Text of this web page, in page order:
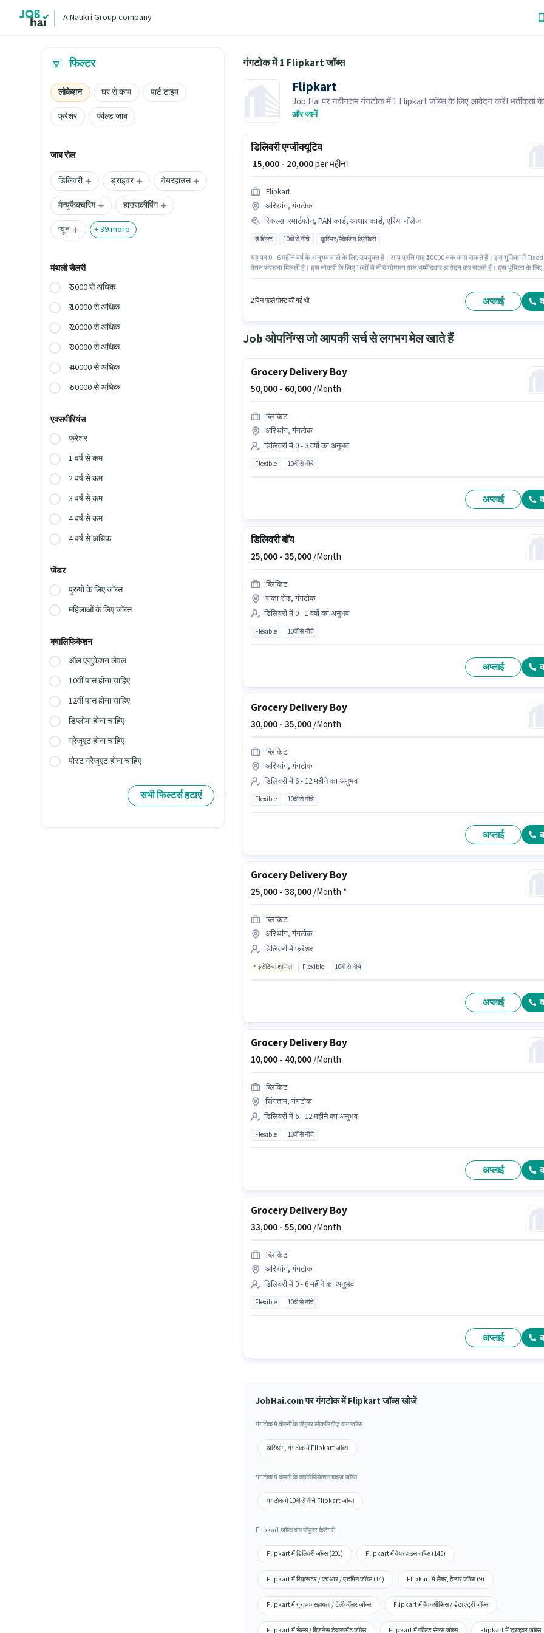
A Naukri Group company
फिल्टर
लोकेशन घर से काम
पार्ट टाइम
फ्रेशर
फील्ड जाब
जाब रोल
डिलिवरी ड्राइवर
वेयरहाउस
मैन्युफैक्चरिंग
हाउसकीपिंग
प्यून
+39more
मंथली सैलरी
₹ 5000 से अधिक
₹ 10000 से अधिक
₹ 20000 से अधिक
₹ 30000 से अधिक
₹ 40000 से अधिक
₹ 50000 से अधिक
एक्सपीरियंस
फ्रेशर
1 वर्ष से कम
2 वर्ष से कम
3 वर्ष से कम
4 वर्ष से कम
4 वर्ष से अधिक
जेंडर
पुरुषों के लिए जॉब्स
महिलाओं के लिए जॉब्स
क्वालिफिकेशन
ऑल एजुकेशन लेवल
10वीं पास होना चाहिए
12वीं पास होना चाहिए
डिप्लोमा होना चाहिए
ग्रेजुएट होना चाहिए
पोस्ट ग्रेजुएट होना चाहिए
सभी फिल्टर्स हटाएं
गंगटोक में 1 Flipkart जॉब्स
Flipkart
Job Hai पर नवीनतम गंगटोक में 1 Flipkart जॉब्स के लिए आवेदन करें! भर्तीकर्ता
आपके क्षेत्र में तत्काल रिक्तियां हैं।
और जानें
डिलिवरी एग्जीक्यूटिव
₹ 15,000 - 20,000per महीना
Flipkart
अरिथांग, गंगटोक
स्किल्स: स्मार्टफोन, PAN कार्ड, आधार कार्ड, एरिया नॉलेज
डे शिफ्ट 10वीं से नीचे कूरियर/पैकेजिंग डिलीवरी
यह पद 0 - 6 महीने वर्ष के अनुभव वाले के लिए उपयुक्त है। आप प्रति माह ₹20000 तक कमा सकते हैं। इस भूमिका में Fixed
वेतन संरचना मिलती है। इस नौकरी के लिए 10वीं से नीचे योग्यता वाले उम्मीदवार आवेदन कर सकते हैं। इस भूमिका के लिए
2 दिन पहले पोस्ट की गई थी अप्लाई
Job ओपनिंग्स जो आपकी सर्च से लगभग मेल खाते हैं
Grocery Delivery Boy
50,000 - 60,000/Month
ब्लिंकिट
अरिथांग, गंगटोक
डिलिवरी में 0 - 3 वर्षो का अनुभव
Flexible 10वीं से नीचे
अप्लाई
डिलिवरी बॉय
25,000 -35,000/Month
ब्लिंकिट
रांका रोड, गंगटोक
डिलिवरी में 0 - 1 वर्षो का अनुभव
Flexible 10वीं से नीचे
अप्लाई
Grocery Delivery Boy
30,000 -35,000/Month
ब्लिंकिट
अरिथांग, गंगटोक
डिलिवरी में 6 - 12 महीने का अनुभव
Flexible 10वीं से नीचे
अप्लाई
Grocery Delivery Boy
25,000 -38,000/Month *
ब्लिंकिट
अरिथांग, गंगटोक
डिलिवरी में फ्रेशर
इंसेंटिव्स शामिल Flexible 10वीं से नीचे
अप्लाई
Grocery Delivery Boy
10,000 - 40,000/Month
ब्लिंकिट
सिंगताम, गंगटोक
डिलिवरी में 6 - 12 महीने का अनुभव
Flexible 10वीं से नीचे
अप्लाई
Grocery Delivery Boy
33,000 -55,000/Month
ब्लिंकिट
अरिथांग, गंगटोक
डिलिवरी में 0 - 6 महीने का अनुभव
Flexible 10वीं से नीचे
अप्लाई
JobHai.com पर गंगटोक में Flipkart जॉब्स खोजें
गंगटोक में कंपनी के पॉपुलर लोकलिटीज़ बाय जॉब्स
अरिथांग, गंगटोक में Flipkart जॉब्स
गंगटोक में कंपनी के क्वालिफिकेशन वाइज जॉब्स
गंगटोक में 10वीं से नीचे Flipkart जॉब्स
Flipkart जॉब्स बाय पॉपुलर कैटेगरी
Flipkart में डिलिवरी जॉब्स (201) Flipkart में वेयरहाउस जॉब्स (145)
Flipkart में रिक्रूटर / एचआर / एडमिन जॉब्स (14) Flipkart में लेबर, हेल्पर जॉब्स (9)
Flipkart में ग्राहक सहायता / टेलीकॉलर जॉब्स Flipkart में बैक ऑफिस / डेटा एंट्री जॉब्स
Flipkart में सेल्स / बिज़नेस डेवलपमेंट जॉब्स Flipkart में फ़ील्ड सेल्स जॉब्स Flipkart में ड्राइवर जॉब्स